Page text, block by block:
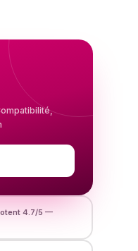
4.7/5 —